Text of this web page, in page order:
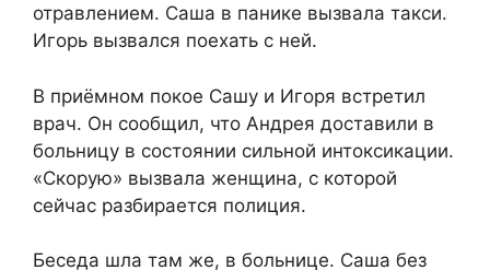
отравлением. Саша в панике вызвала такси.
Игорь вызвался поехать с ней.
В приёмном покое Сашу и Игоря встретил
врач. Он сообщил, что Андрея доставили в
больницу в состоянии сильной интоксикации.
«Скорую» вызвала женщина, с которой
сейчас разбирается полиция.
Беседа шла там же, в больнице. Саша без